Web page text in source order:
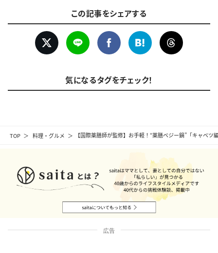
TOP 料理・グルメ 【国際薬膳師が監修】お手軽！“薬膳ベジー鍋”「キャベツ
この記事をシェアする
気になるタグをチェック！
広告